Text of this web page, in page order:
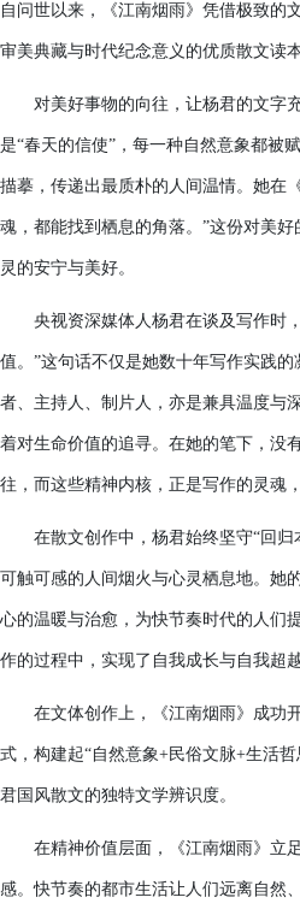
自问世以来，《江南烟雨》凭借极致的
审美典藏与时代纪念意义的优质散文读
对美好事物的向往，让杨君的文字
是“春天的信使”，每一种自然意象都被
描摹，传递出最质朴的人间温情。她在
魂，都能找到栖息的角落。”这份对美
灵的安宁与美好。
央视资深媒体人杨君在谈及写作时
值。”这句话不仅是她数十年写作实践
者、主持人、制片人，亦是兼具温度与
着对生命价值的追寻。在她的笔下，没
往，而这些精神内核，正是写作的灵魂
在散文创作中，杨君始终坚守“回
可触可感的人间烟火与心灵栖息地。她
心的温暖与治愈，为快节奏时代的人们
作的过程中，实现了自我成长与自我超
在文体创作上，《江南烟雨》成功
式，构建起“自然意象+民俗文脉+生活
君国风散文的独特文学辨识度。
在精神价值层面，《江南烟雨》立
感。快节奏的都市生活让人们远离自然